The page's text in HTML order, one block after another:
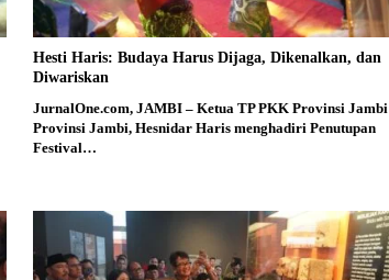
Hesti Haris: Budaya Harus Dijaga, Dikenalkan, dan
Diwariskan
JurnalOne.com, JAMBI – Ketua TP PKK Provinsi Jambi
Provinsi Jambi, Hesnidar Haris menghadiri Penutupan
Festival…